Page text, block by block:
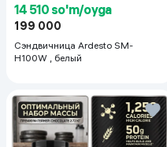
14 510 so'm/oyga
199 000
Сэндвичница Ardesto SM-
H100W , белый